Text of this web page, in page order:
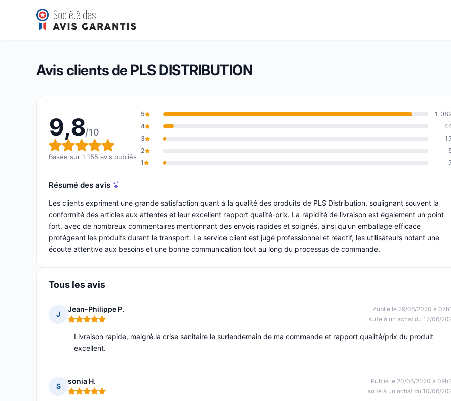
PLS DISTRIBUTION
Note globale : 9,8 sur 10
9,8/10(1 155 avis)
Avis clients de PLS DISTRIBUTION
9,8/10
Note globale : 9,8 sur 10
Basée sur 1 155 avis publiés
5
1
4
3
2
1
Résumé des avis
Les clients expriment une grande satisfaction quant à la qualité des produits de PLS Distribution, soulignant souvent la
conformité des articles aux attentes et leur excellent rapport qualité-prix. La rapidité de livraison est également un point
fort, avec de nombreux commentaires mentionnant des envois rapides et soignés, ainsi qu'un emballage efficace
protégeant les produits durant le transport. Le service client est jugé professionnel et réactif, les utilisateurs notant une
écoute attentive aux besoins et une bonne communication tout au long du processus de commande.
Tous les avis
J
Jean-Philippe P.
Note : 5 sur 5
Publié le 29/06/2020 à
suite à un achat du 17/06/
Livraison rapide, malgré la crise sanitaire le surlendemain de ma commande et rapport qualité/prix du produit
excellent.
S
sonia H.
Note : 5 sur 5
Publié le 20/06/2020 à
suite à un achat du 10/06/